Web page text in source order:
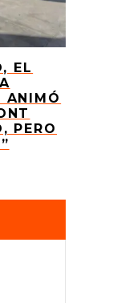
EL
ANIMÓ
PERO